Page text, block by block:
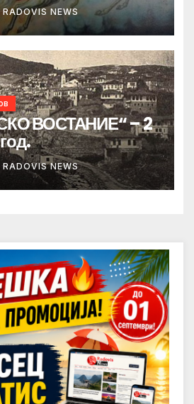
RADOVIS NEWS
ВОСТАНИЕ“ – 2
RADOVIS NEWS